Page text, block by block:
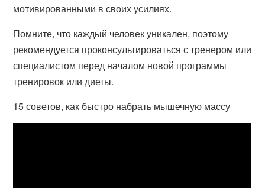
мотивированными в своих усилиях.
Помните, что каждый человек уникален, поэтому
рекомендуется проконсультироваться с тренером или
специалистом перед началом новой программы
тренировок или диеты.
15 советов, как быстро набрать мышечную массу